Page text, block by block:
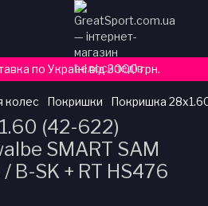
по Україні від 3000 грн.
колес Покришки Покришка
(42-622)
SMART SAM
B-SK + RT HS476